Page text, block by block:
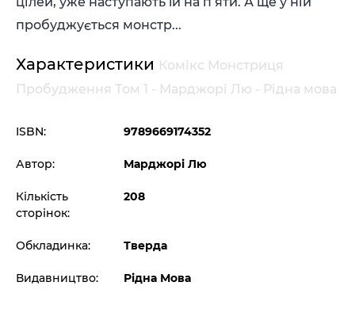
пробуджується монстр...
Характеристики Комікс Монстриця
Пробудження Том 1 - Марджорі Лю - Рідна мова
ISBN: 9789669174352
Автор: Марджорі Лю
Кількість
сторінок:
208
Обкладинка: Тверда
Видавництво: Рідна Мова